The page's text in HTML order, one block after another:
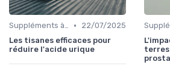
Suppléments à base de plantes •
22/07/2025
Les tisanes efficaces pour
réduire l'acide urique